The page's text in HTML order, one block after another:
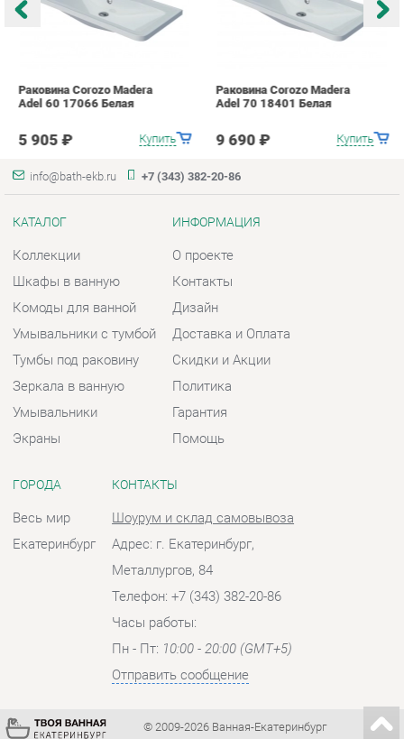
Купить
5 905 ₽ Купить
КАТАЛОГ
Комоды для ванной
Тумбы под раковину
Зеркала в ванную
Умывальники
Экраны
ИНФОРМАЦИЯ
О проекте
Дизайн
Скидки и Акции
Политика
Гарантия
Помощь
Весь мир
Екатеринбург
Шоурум и склад самовывоза
Адрес: г. Екатеринбург,
Металлургов, 84
Часы работы:
© 2009-2026 Ванная-Екатеринбург